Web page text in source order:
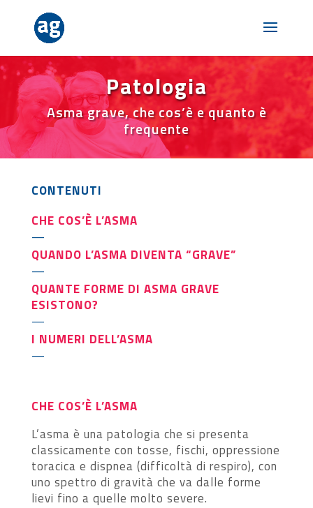
Patologia
Asma grave, che cos’è e quanto è
frequente
CONTENUTI
CHE COS’È L’ASMA
—
QUANDO L’ASMA DIVENTA “GRAVE”
—
QUANTE FORME DI ASMA GRAVE
ESISTONO?
—
I NUMERI DELL’ASMA
—
CHE COS’È L’ASMA
L’asma è una patologia che si presenta
classicamente con tosse, fischi, oppressione
toracica e dispnea (difficoltà di respiro), con
uno spettro di gravità che va dalle forme
lievi fino a quelle molto severe.